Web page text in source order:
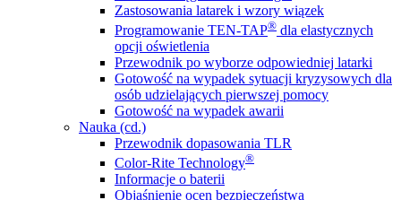
Zastosowania latarek i wzory wiązek
Programowanie TEN-TAP® dla elastycznych
opcji oświetlenia
Przewodnik po wyborze odpowiedniej latarki
Gotowość na wypadek sytuacji kryzysowych dla
osób udzielających pierwszej pomocy
Gotowość na wypadek awarii
Nauka (cd.)
Przewodnik dopasowania TLR
Color-Rite Technology®
Informacje o baterii
Objaśnienie ocen bezpieczeństwa